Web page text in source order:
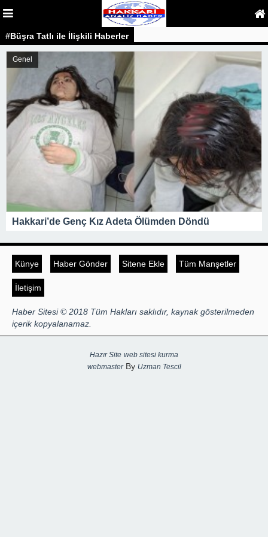
#Büşra Tatlı ile İlişkili Haberler
Genel
Hakkari’de Genç Kız Adeta Ölümden Döndü
Künye Haber Gönder Sitene Ekle Tüm Manşetler
İletişim
Haber Sitesi © 2018 Tüm Hakları saklıdır, kaynak gösterilmeden
içerik kopyalanamaz.
Hazır Site web sitesi kurma
webmasterBy Uzman Tescil